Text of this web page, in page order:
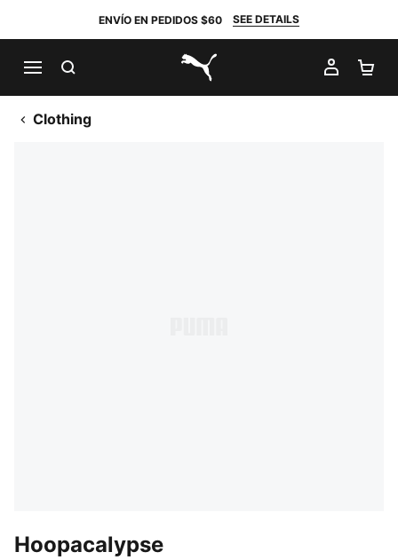
ENVÍO EN PEDIDOS $60 SEE DETAILS
PUMA.com
MI
Clothing
Hoopacalypse